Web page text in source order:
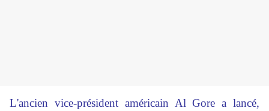
L'ancien vice-président américain Al Gore a lancé,